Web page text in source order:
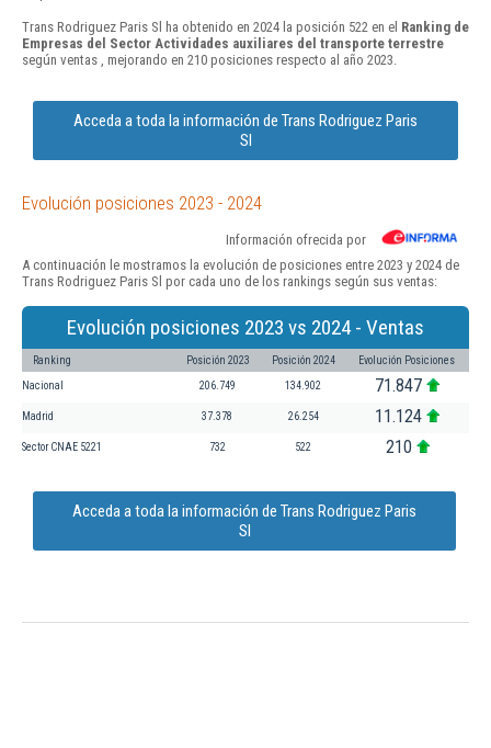
Trans Rodriguez Paris Sl ha obtenido en 2024 la posición 522 en el Ranking de
Empresas del Sector Actividades auxiliares del transporte terrestre
según ventas , mejorando en 210 posiciones respecto al año 2023.
Acceda a toda la información de Trans Rodriguez Paris
Sl
Evolución posiciones 2023 - 2024
Información ofrecida por
A continuación le mostramos la evolución de posiciones entre 2023 y 2024 de
Trans Rodriguez Paris Sl por cada uno de los rankings según sus ventas:
Evolución posiciones 2023 vs 2024 - Ventas
Ranking Posición 2023 Posición 2024 Evolución Posiciones
Nacional 206.749 134.902 71.847
Madrid 37.378 26.254 11.124
Sector CNAE 5221 732 522 210
Acceda a toda la información de Trans Rodriguez Paris
Sl